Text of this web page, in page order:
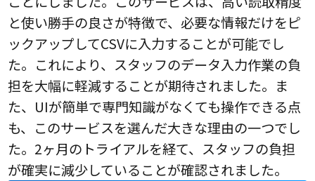
と使い勝手の良さが特徴で、必要な情報だけをピ
ックアップしてCSVに入力することが可能でし
た。これにより、スタッフのデータ入力作業の負
担を大幅に軽減することが期待されました。ま
た、UIが簡単で専門知識がなくても操作できる点
も、このサービスを選んだ大きな理由の一つでし
た。2ヶ月のトライアルを経て、スタッフの負担
が確実に減少していることが確認されました。